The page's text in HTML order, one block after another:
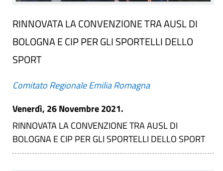
RINNOVATA LA CONVENZIONE TRA AUSL DI
BOLOGNA E CIP PER GLI SPORTELLI DELLO
SPORT
Comitato Regionale Emilia Romagna
Venerdì, 26 Novembre 2021.
RINNOVATA LA CONVENZIONE TRA AUSL DI
BOLOGNA E CIP PER GLI SPORTELLI DELLO SPORT